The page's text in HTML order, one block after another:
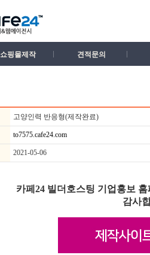
쇼핑몰제작 견적문의
고양인력 반응형(제작완료)
to7575.cafe24.com
2021-05-06
카페24 빌더호스팅 기업홍보
감사